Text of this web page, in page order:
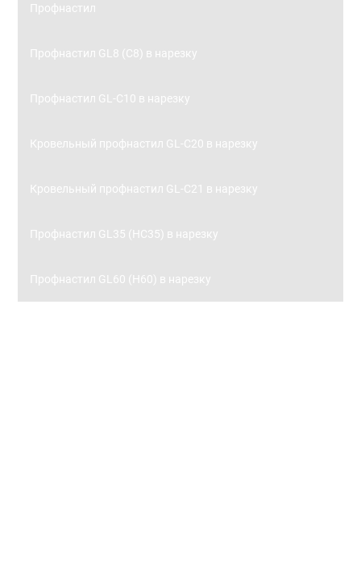
Профнастил
Профнастил GL8 (С8) в нарезку
Профнастил GL-С10 в нарезку
Кровельный профнастил GL-С20 в нарезку
Кровельный профнастил GL-С21 в нарезку
Профнастил GL35 (НС35) в нарезку
Профнастил GL60 (Н60) в нарезку